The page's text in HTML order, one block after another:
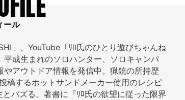
ール
」、YouTube「ﾘﾛ氏のひとり遊びちゃんね
平成生まれのソロハンター、ソロキャンパ
やアウトドア情報を発信中。猟銃の所持歴
稿するホットサンドメーカー使用のレシピ
バズる。著書に『ﾘﾛ氏の欲望に従った限界